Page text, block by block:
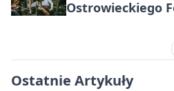
Ostrowieckiego
Ostatnie Artykuły